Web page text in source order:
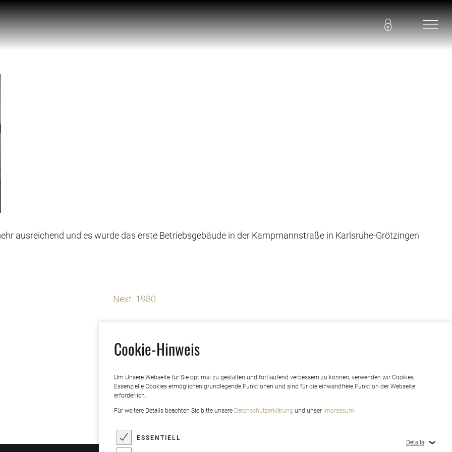
ausreichend und es wurde das erste Betriebsgebäude in der Kampmannstraße in Karlsruhe-Grötzingen
Next: 1980
Cookie-Hinweis
Um Unsere Webseite für Sie optimal zu gestalten und fortlaufend verbessern zu können, verwenden wir Cookies.
Essenzielle Cookies ermöglichen grundlegende Funktionen und sind für die einwandfreie Funktion der Webseite
erforderlich.
Für weitere Details beachten Sie bitte unsere Datenschutzerklärung und unser Impressum
ESSENTIELL
Details